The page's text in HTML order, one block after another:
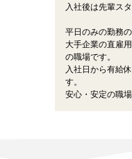
入社後は先輩ス
平日のみの勤務
大手企業の直雇
の職場です。
入社日から有給
す。
安心・安定の職